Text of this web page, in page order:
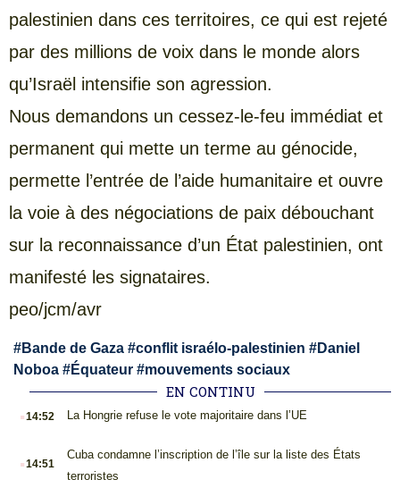
palestinien dans ces territoires, ce qui est rejeté
par des millions de voix dans le monde alors
qu’Israël intensifie son agression.
Nous demandons un cessez-le-feu immédiat et
permanent qui mette un terme au génocide,
permette l’entrée de l’aide humanitaire et ouvre
la voie à des négociations de paix débouchant
sur la reconnaissance d’un État palestinien, ont
manifesté les signataires.
peo/jcm/avr
#Bande de Gaza #conflit israélo-palestinien #Daniel
Noboa #Équateur #mouvements sociaux
EN CONTINU
.14:52 La Hongrie refuse le vote majoritaire dans l’UE
.14:51
Cuba condamne l’inscription de l’île sur la liste des États
terroristes